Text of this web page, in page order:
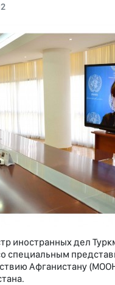
иностранных дел
специальным
Афганистану